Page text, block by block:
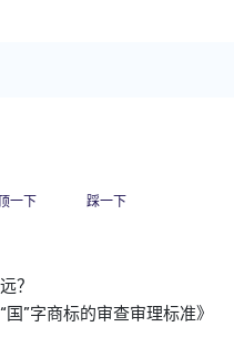
一下 踩一下
？
”字商标的审查审理标准》